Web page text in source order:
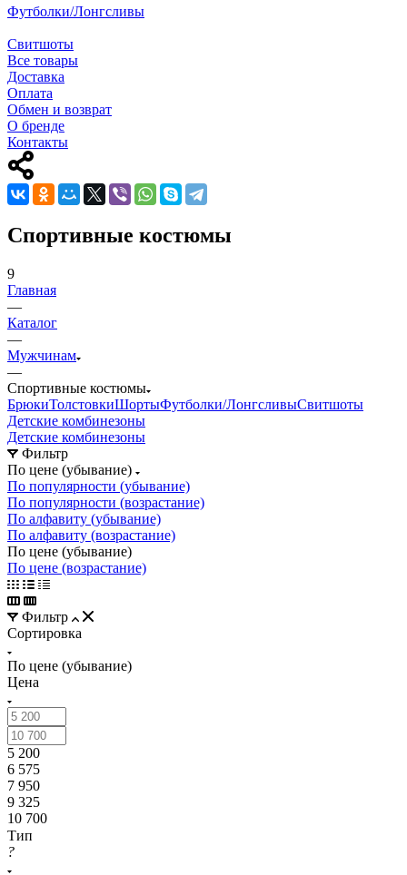
Футболки/Лонгсливы
Свитшоты
Все товары
Доставка
Оплата
Обмен и возврат
О бренде
Контакты
Спортивные костюмы
9
Главная
—
Каталог
—
Мужчинам
—
Спортивные костюмы
БрюкиТолстовкиШортыФутболки/ЛонгсливыСвитшоты
Детские комбинезоны
Детские комбинезоны
Фильтр
По цене (убывание)
По популярности (убывание)
По популярности (возрастание)
По алфавиту (убывание)
По алфавиту (возрастание)
По цене (убывание)
По цене (возрастание)
Фильтр
Сортировка
По цене (убывание)
Цена
5 200
6 575
7 950
9 325
10 700
Тип
?